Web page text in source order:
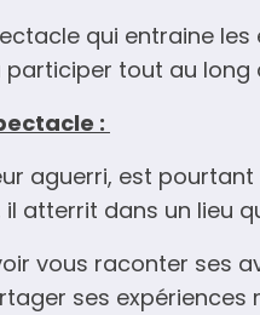
qui entraine
tout au long
:
aguerri, est
il atterrit dans un lieu
vous raconter ses
ses expériences